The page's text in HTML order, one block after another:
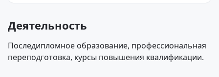
Деятельность
Последипломное образование, профессиональная
переподготовка, курсы повышения квалификации.